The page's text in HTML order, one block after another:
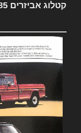
קטלוג אביזרים Jeep 1985